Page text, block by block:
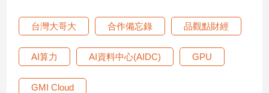
室
內
設
台灣大哥大 合作備忘錄 品觀點財經
AI算力 AI資料中心(AIDC) GPU
GMI Cloud